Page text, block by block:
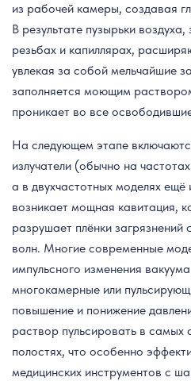
из рабочей камеры, создавая
В результате пузырьки
резьбах и капиллярах,
увлекая за собой мельчайшие
заполняется моющим
проникает во все
На следующем этапе
излучатели (обычно на
а в двухчастотных моделях
возникает мощная кавитация,
разрушает плёнки
волн. Многие современные
импульсного изменения
многокамерные или
повышение и понижение
раствор пульсировать в самых
полостях, что особенно
медицинских инструментов с